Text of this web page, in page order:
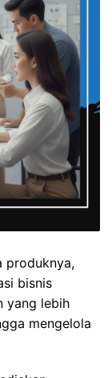
produknya,
bisnis
yang lebih
mengelola